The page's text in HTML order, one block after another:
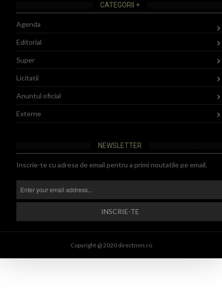
CATEGORII +
Agenda
Editorial
Super
Licitatii
Anuntul oficial
Externe
NEWSLETTER
Inscrie-te cu adresa de email pentru a primi noutatile pe email.
Copyright @ 2020 directmm.ro